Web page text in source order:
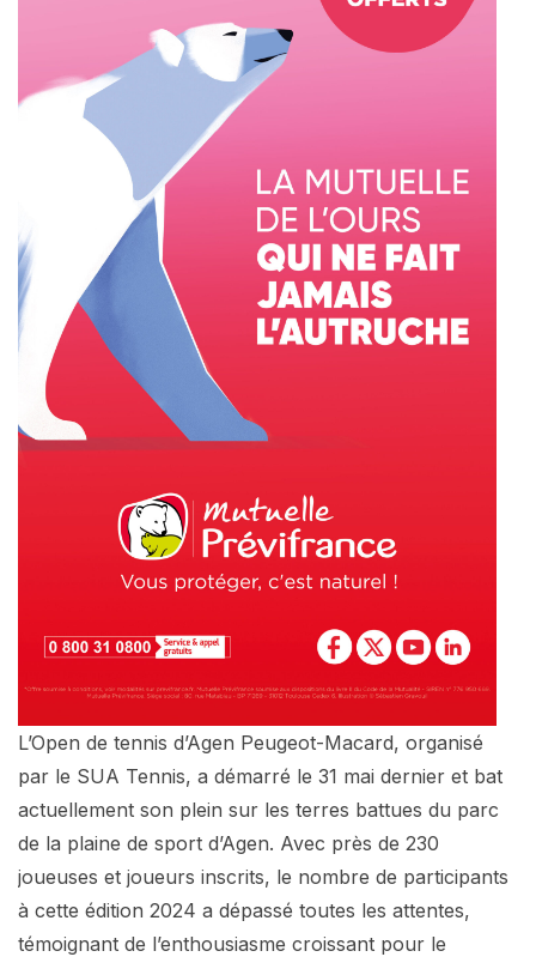
L’Open de tennis d’Agen Peugeot-Macard, organisé
par le SUA Tennis, a démarré le 31 mai dernier et bat
actuellement son plein sur les terres battues du parc
de la plaine de sport d’Agen. Avec près de 230
joueuses et joueurs inscrits, le nombre de participants
à cette édition 2024 a dépassé toutes les attentes,
témoignant de l’enthousiasme croissant pour le